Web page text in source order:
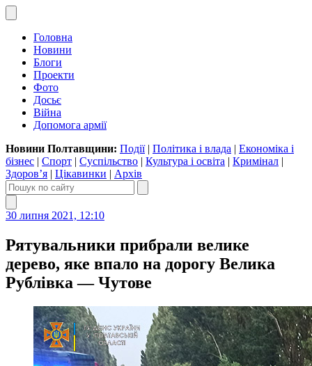
Головна
Новини
Блоги
Проекти
Фото
Досьє
Війна
Допомога армії
Новини Полтавщини: Події| Політика і влада | Економіка і
бізнес | Спорт | Суспільство | Культура і освіта | Кримінал |
Здоров’я | Цікавинки | Архів
30 липня 2021, 12:10
Рятувальники прибрали велике
дерево, яке впало на дорогу Велика
Рублівка — Чутове